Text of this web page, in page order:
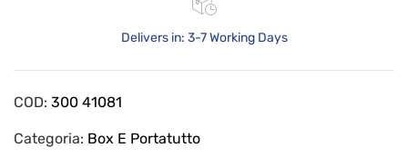
Delivers in: 3-7 Working Days
COD: 300 41081
Categoria: Box E Portatutto